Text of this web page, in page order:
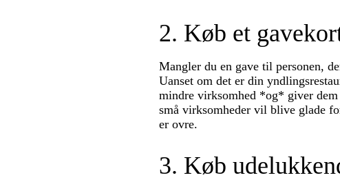
2. Køb et
Mangler du en gave til personen,
Uanset om det er din
mindre virksomhed *og* giver
små virksomheder vil blive glade
er ovre.
3. Køb